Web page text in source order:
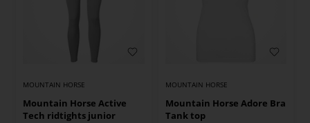
MOUNTAIN HORSE
Mountain Horse Active
Tech ridtights junior
MOUNTAIN HORSE
Mountain Horse Adore Bra
Tank top